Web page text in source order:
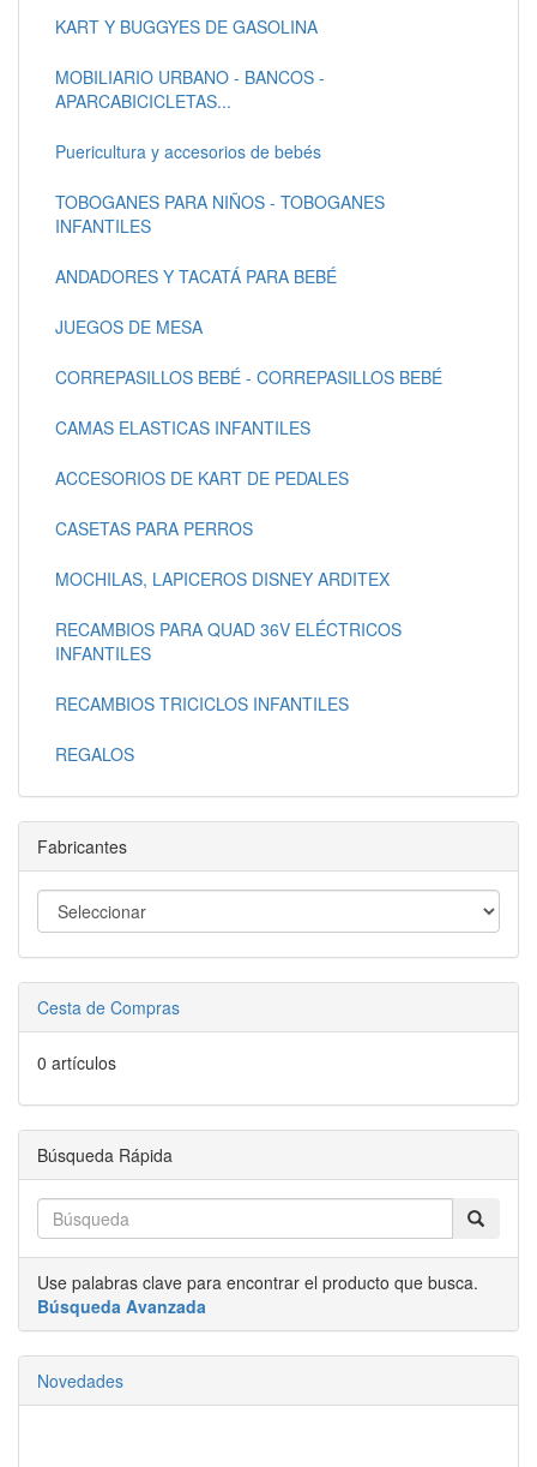
KART Y BUGGYES DE GASOLINA
MOBILIARIO URBANO - BANCOS -
APARCABICICLETAS...
Puericultura y accesorios de bebés
TOBOGANES PARA NIÑOS - TOBOGANES
INFANTILES
ANDADORES Y TACATÁ PARA BEBÉ
JUEGOS DE MESA
CORREPASILLOS BEBÉ - CORREPASILLOS BEBÉ
CAMAS ELASTICAS INFANTILES
ACCESORIOS DE KART DE PEDALES
CASETAS PARA PERROS
MOCHILAS, LAPICEROS DISNEY ARDITEX
RECAMBIOS PARA QUAD 36V ELÉCTRICOS
INFANTILES
RECAMBIOS TRICICLOS INFANTILES
REGALOS
Fabricantes
Cesta de Compras
0 artículos
Búsqueda Rápida
Use palabras clave para encontrar el producto que busca.
Búsqueda Avanzada
Novedades